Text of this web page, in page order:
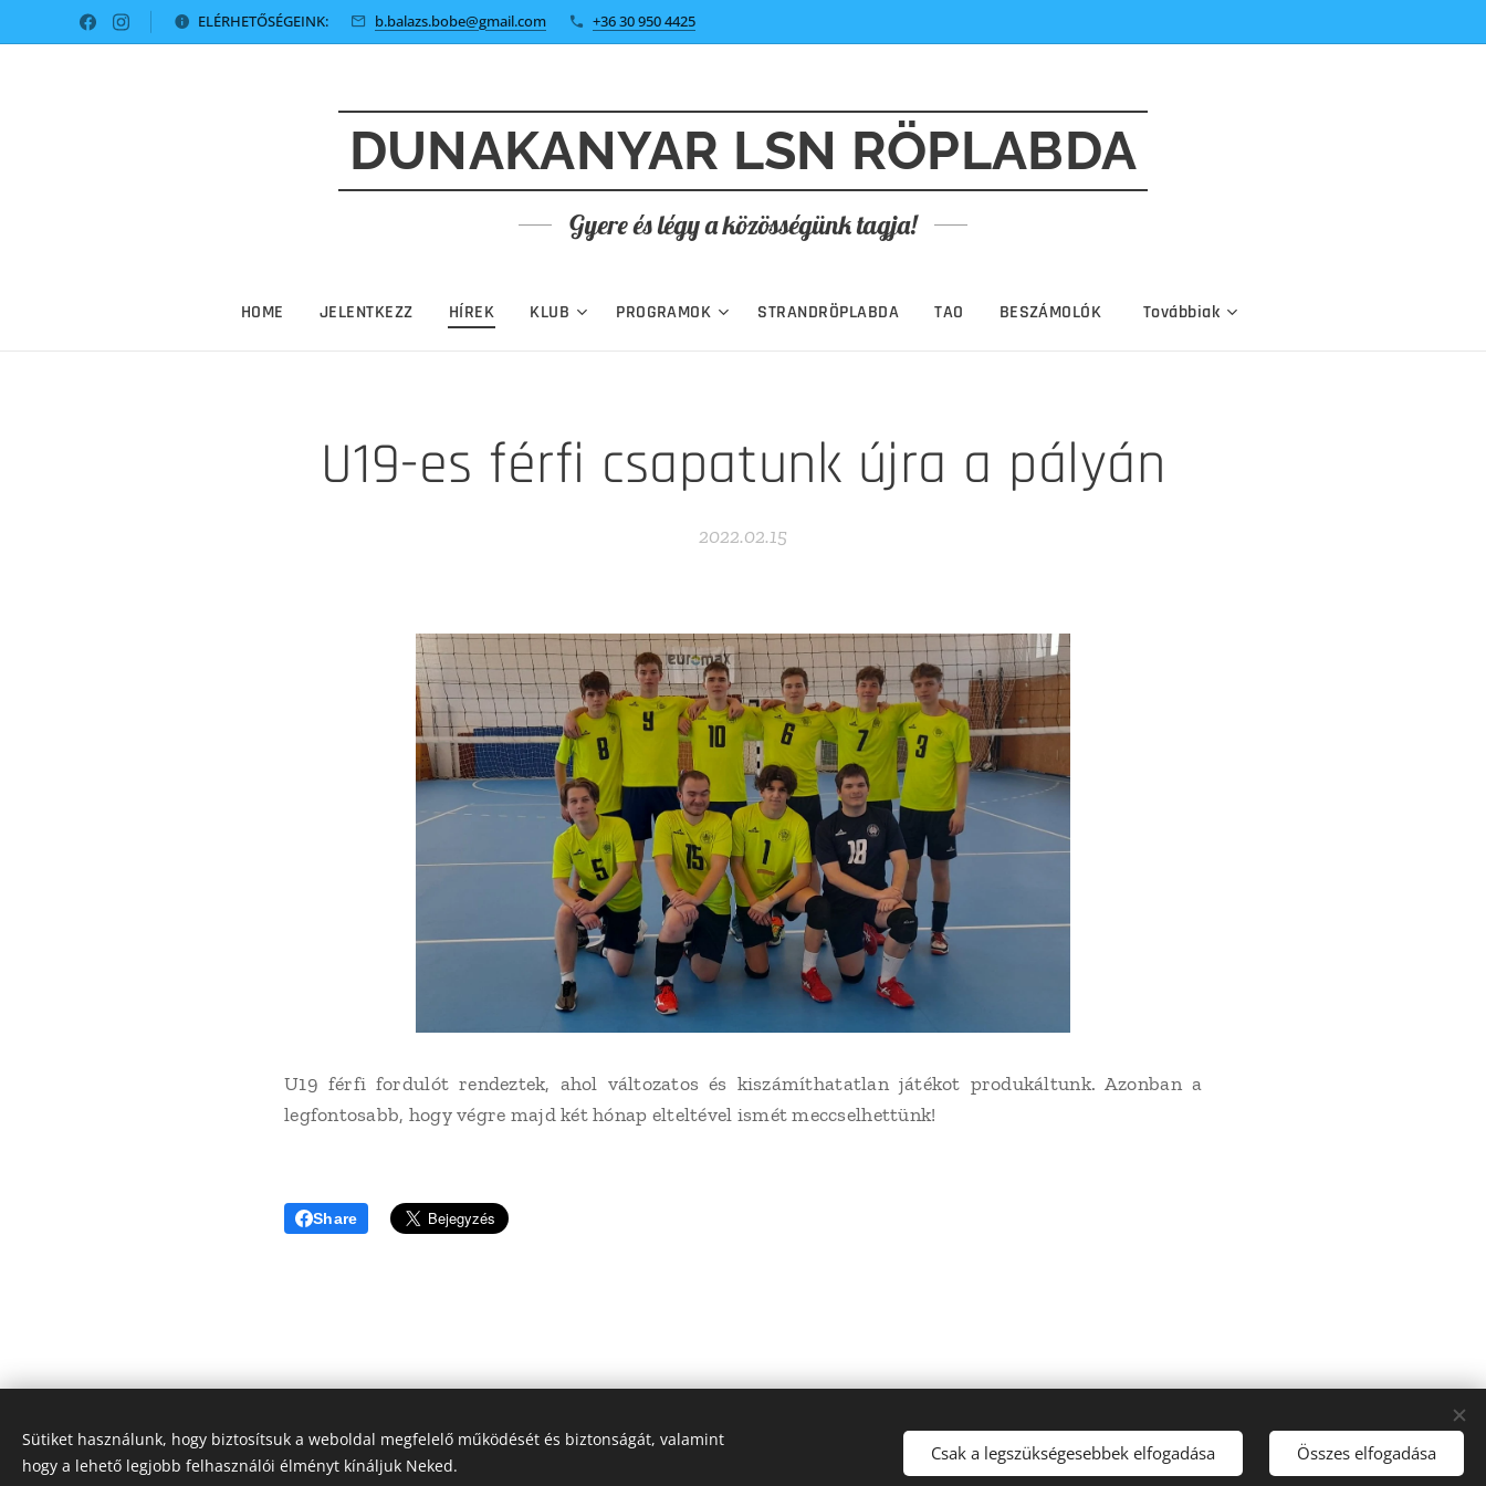
ELÉRHETŐSÉGEINK: b.balazs.bobe@gmail.com +36 30 950 4425
DUNAKANYAR LSN RÖPLABDA
Gyere és légy a közösségünk tagja!
HOME JELENTKEZZ HÍREK KLUB PROGRAMOK STRANDRÖPLABDA TAO BESZÁMOLÓK Továbbiak
U19-es férfi csapatunk újra a pályán
2022.02.15
U19 férfi fordulót rendeztek, ahol változatos és kiszámíthatatlan játékot produkáltunk. Azonban a
legfontosabb, hogy végre majd két hónap elteltével ismét meccselhettünk!
Share
© 2022 Dunakanyar LSN Röplabda | Minden jog fenntartva | Webdesign: Ádám Építő Kft.
Sütiket használunk, hogy biztosítsuk a weboldal megfelelő működését és biztonságát, valamint
hogy a lehető legjobb felhasználói élményt kínáljuk Neked.
Csak a legszükségesebbek elfogadása Összes elfogadása